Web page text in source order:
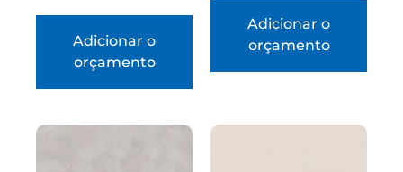
Adicionar o
orçamento
Adicionar o
orçamento